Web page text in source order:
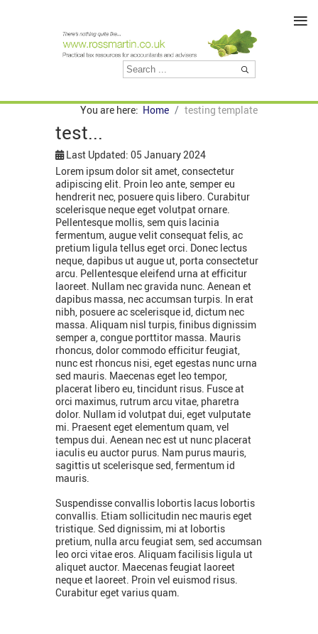
You are here: Home testing template
test...
Last Updated: 05 January 2024
Lorem ipsum dolor sit amet, consectetur
adipiscing elit. Proin leo ante, semper eu
hendrerit nec, posuere quis libero. Curabitur
scelerisque neque eget volutpat ornare.
Pellentesque mollis, sem quis lacinia
fermentum, augue velit consequat felis, ac
pretium ligula tellus eget orci. Donec lectus
neque, dapibus ut augue ut, porta consectetur
arcu. Pellentesque eleifend urna at efficitur
laoreet. Nullam nec gravida nunc. Aenean et
dapibus massa, nec accumsan turpis. In erat
nibh, posuere ac scelerisque id, dictum nec
massa. Aliquam nisl turpis, finibus dignissim
semper a, congue porttitor massa. Mauris
rhoncus, dolor commodo efficitur feugiat,
nunc est rhoncus nisi, eget egestas nunc urna
sed mauris. Maecenas eget leo tempor,
placerat libero eu, tincidunt risus. Fusce at
orci maximus, rutrum arcu vitae, pharetra
dolor. Nullam id volutpat dui, eget vulputate
mi. Praesent eget elementum quam, vel
tempus dui. Aenean nec est ut nunc placerat
iaculis eu auctor purus. Nam purus mauris,
sagittis ut scelerisque sed, fermentum id
mauris.
Suspendisse convallis lobortis lacus lobortis
convallis. Etiam sollicitudin nec mauris eget
tristique. Sed dignissim, mi at lobortis
pretium, nulla arcu feugiat sem, sed accumsan
leo orci vitae eros. Aliquam facilisis ligula ut
aliquet auctor. Maecenas feugiat laoreet
neque et laoreet. Proin vel euismod risus.
Curabitur eget varius quam.
≡